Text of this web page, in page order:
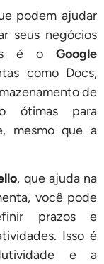
podem ajudar
seus negócios
é o Google
como Docs,
de
ótimas para
mesmo que a
, que ajuda na
você pode
prazos e
Isso é
e a